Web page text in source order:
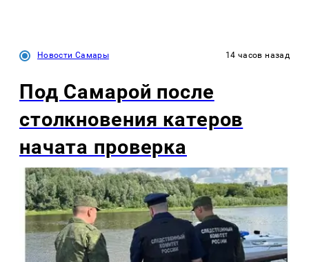
Новости Самары 14 часов назад
Под Самарой после
столкновения катеров
начата проверка